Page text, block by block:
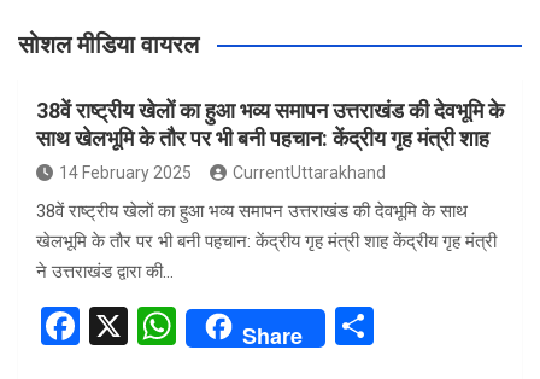
सोशल मीडिया वायरल
38वें राष्ट्रीय खेलों का हुआ भव्य समापन उत्तराखंड की देवभूमि के
साथ खेलभूमि के तौर पर भी बनी पहचान: केंद्रीय गृह मंत्री शाह
14 February 2025 CurrentUttarakhand
38वें राष्ट्रीय खेलों का हुआ भव्य समापन उत्तराखंड की देवभूमि के साथ
खेलभूमि के तौर पर भी बनी पहचान: केंद्रीय गृह मंत्री शाह केंद्रीय गृह मंत्री
ने उत्तराखंड द्वारा की…
F
X
W
Share